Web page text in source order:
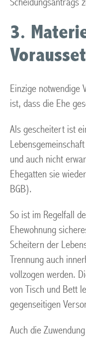
3.
Einzige notwendige
ist, dass die Ehe
Als gescheitert ist
und auch nicht
Ehegatten sie
BGB).
So ist im Regelfall
Ehewohnung
Scheitern der
Trennung auch
vollzogen werden.
von Tisch und Bett
gegenseitigen
Auch die